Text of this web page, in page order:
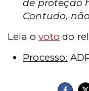
de proteção
Contudo,
Leia ovoto do
Processo: